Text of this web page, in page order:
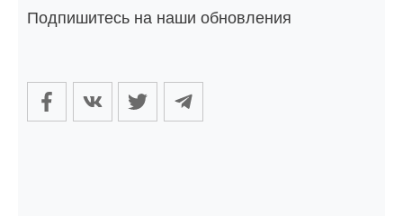
Подпишитесь на наши обновления